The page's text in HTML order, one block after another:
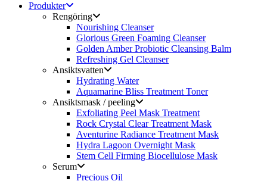
Produkter
Rengöring
Nourishing Cleanser
Glorious Green Foaming Cleanser
Golden Amber Probiotic Cleansing Balm
Refreshing Gel Cleanser
Ansiktsvatten
Hydrating Water
Aquamarine Bliss Treatment Toner
Ansiktsmask / peeling
Exfoliating Peel Mask Treatment
Rock Crystal Clear Treatment Mask
Aventurine Radiance Treatment Mask
Hydra Lagoon Overnight Mask
Stem Cell Firming Biocellulose Mask
Serum
Precious Oil